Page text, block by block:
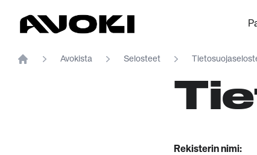
Avoki
Avokista Selosteet
Rekisterin nimi: